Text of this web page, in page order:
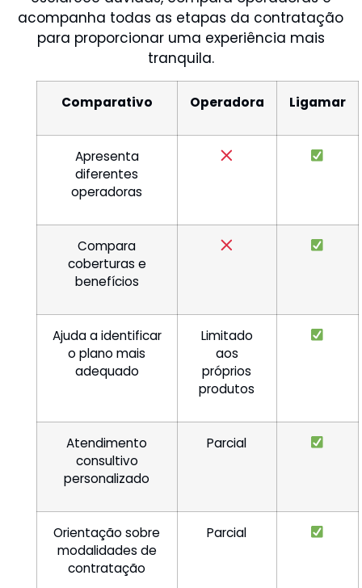
acompanha todas as etapas da contratação
para proporcionar uma experiência mais
tranquila.
Comparativo Operadora Ligamar
Apresenta
diferentes
operadoras
Compara
coberturas e
benefícios
Ajuda a identificar
o plano mais
adequado
Limitado
aos
próprios
produtos
Atendimento
consultivo
personalizado
Parcial
Orientação sobre
modalidades de
contratação
Parcial